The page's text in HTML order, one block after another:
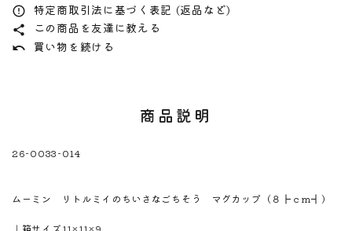
error_outline 特定商取引法に基づく表記 (返品など)
share この商品を友達に教える
undo 買い物を続ける
商品説明
26-0033-014
ムーミン リトルミイのちいさなごちそう マグカップ（８┣ｃｍ┫）
｜箱サイズ11×11×9